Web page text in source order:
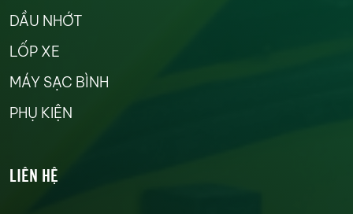
DẦU NHỚT
LỐP XE
MÁY SẠC BÌNH
PHỤ KIỆN
LIÊN HỆ